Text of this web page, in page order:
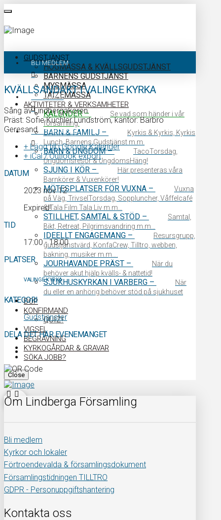
GUDSTJÄNST
HÖGMÄSSA & KVÄLLSGUDSTJÄNST
BARNENS GUDSTJÄNST
MYSMÄSSA
TAIZÉMÄSSA
AKTIVITETER & VERKSAMHETER
KALENDER–
Se vad som händer i vår
församling.
BARN & FAMILJ –
Kyrkis & Kyrkis, Kyrkis
Lunch, Barnens Gudstjänst m.m.
BARN & UNGDOM–
TacoTorsdag,
Ungdomsresor & UngdomsHäng!
SJUNG I KÖR –
Här presenteras våra
Barnkörer & Vuxenkörer!
MÖTESPLATSER FÖR VUXNA –
Vuxna
på Väg, TrivselTorsdag, Soppluncher, Våffelcafé
& Tala Film Tala Liv m.m…
STILLHET, SAMTAL & STÖD –
Samtal,
Bikt, Retreat, Pilgrimsvandring m.m…
IDEELLT ENGAGEMANG –
Resursgrupp,
gudstjänstvärd, KonfaCrew, Tilltro, webben,
bakning, musiker m.m….
JOURHAVANDE PRÄST –
När du
behöver akut hjälp kvälls- & nattetid!
SJUKHUSKYRKAN I VARBERG –
När
du eller en anhörig behöver stöd på sjukhuset
DOP
KONFIRMAND
QUIZ!
VIGSEL
BEGRAVNING
KYRKOGÅRDAR & GRAVAR
SÖKA JOBB?
Close
BLI MEDLEM
KALENDER
KONTAKTA OSS
KVÄLLSANDAKT I VALINGE KYRKA
Sång av Lindbergakören
Präst: Sofie Kuchler Lundström, kantor: Barbro
Geresand.
+ Lägg till i Google Kalender
+ iCal / Outlook export
DATUM
2023 nov 12
Expired!
TID
17:00 - 18:00
PLATSER
VALINGE KYRKA
KATEGORI
Gudstjänster
DELA DET HÄR EVENEMANGET
Om Lindberga Församling
Bli medlem
Kyrkor och lokaler
Förtroendevalda & församlingsdokument
Församlingstidningen TILLTRO
GDPR - Personuppgiftshantering
Kontakta oss